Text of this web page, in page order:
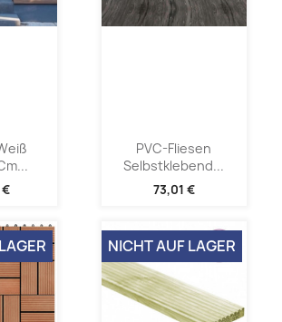
€
PVC-Fliesen
Selbstklebend...
73,01 €
NICHT AUF LAGER